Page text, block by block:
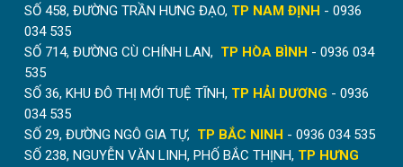
SỐ 458, ĐƯỜNG TRẦN HƯNG ĐẠO, TP NAM ĐỊNH - 0936
034 535
SỐ 714, ĐƯỜNG CÙ CHÍNH LAN, TP HÒA BÌNH - 0936 034
535
SỐ 36, KHU ĐÔ THỊ MỚI TUỆ TĨNH, TP HẢI DƯƠNG - 0936
034 535
SỐ 29, ĐƯỜNG NGÔ GIA TỰ, TP BẮC NINH - 0936 034 535
SỐ 238, NGUYỄN VĂN LINH, PHỐ BẮC THỊNH, TP HƯNG